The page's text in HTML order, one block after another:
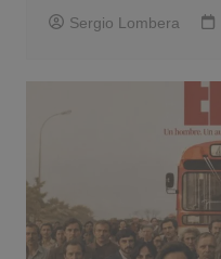
Sergio Lombera